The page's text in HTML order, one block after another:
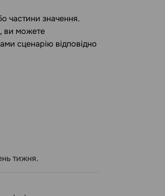
частини значення.
ви можете
сценарію відповідно
тижня.